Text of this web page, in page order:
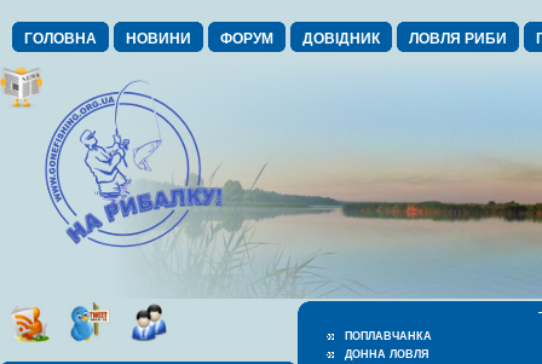
ГОЛОВНА НОВИНИ ФОРУМ ДОВІДНИК ЛОВЛЯ РИБИ
ПОПЛАВЧАНКА
ДОННА ЛОВЛЯ